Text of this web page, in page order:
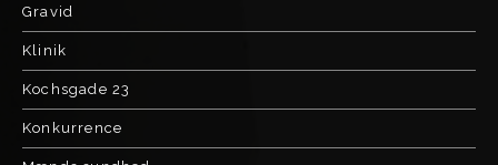
Gravid
Klinik
Kochsgade 23
Konkurrence